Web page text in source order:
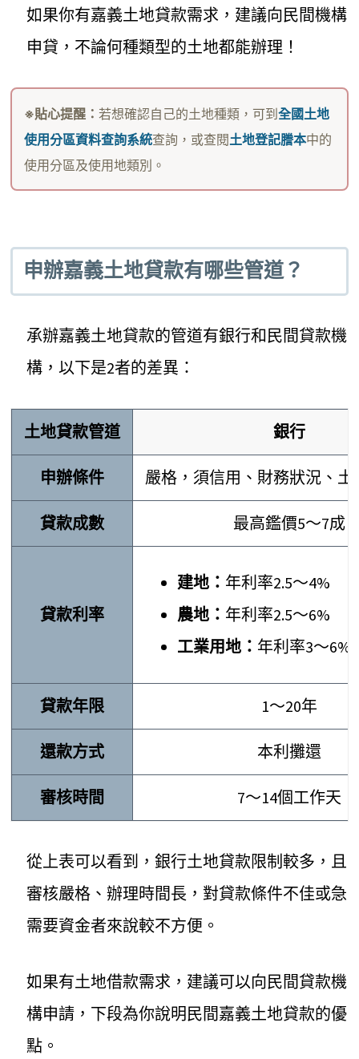
如果你有嘉義土地貸款需求，建議向民間機構
申貸，不論何種類型的土地都能辦理！
※貼心提醒： 若想確認自己的土地種類，可到全國土地
使用分區資料查詢系統查詢，或查閱土地登記謄本中的
使用分區及使用地類別。
申辦嘉義土地貸款有哪些管道？
承辦嘉義土地貸款的管道有銀行和民間貸款機
構，以下是2者的差異：
土地貸款管道 銀行
申辦條件 嚴格，須信用、財務狀況、
貸款成數 最高鑑價5～7成
貸款利率
建地： 年利率2.5～4%
農地： 年利率2.5～6%
工業用地： 年利率3～6%
貸款年限 1～20年
還款方式 本利攤還
審核時間 7～14個工作天
從上表可以看到，銀行土地貸款限制較多，且
審核嚴格、辦理時間長，對貸款條件不佳或急
需要資金者來說較不方便。
如果有土地借款需求，建議可以向民間貸款機
構申請，下段為你說明民間嘉義土地貸款的優
點。